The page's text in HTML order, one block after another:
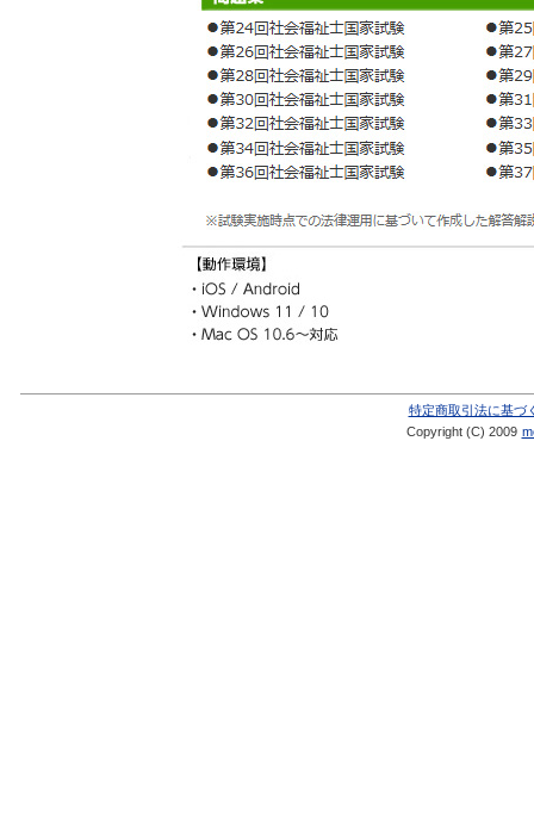
特定商取引法に基づ
Copyright (C) 2009